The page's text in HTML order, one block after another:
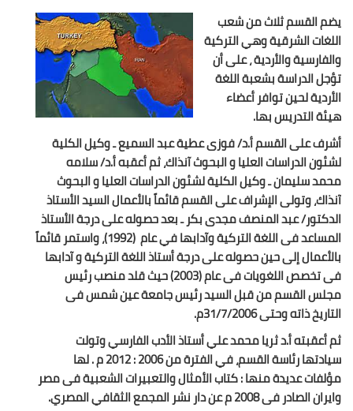
يضم القسم ثلاث من شعب
اللغات الشرقية وهي التركية
والفارسية والأردية ، على أن
تؤجل الدراسة بشعبة اللغة
الأردية لحين توافر أعضاء
هيئة التدريس بها.
أشرف على القسم أ.د/ فوزى عطية عبد السميع ـ وكيل الكلية
لشئون الدراسات العليا و البحوث آنذاك، ثم أعقبه أ.د/ سلامه
محمد سليمان ـ وكيل الكلية لشئون الدراسات العليا و البحوث
آنذاك، وتولى الإشراف على القسم قائماً بالأعمال السيد الأستاذ
الدكتور/ عبد المنصف مجدى بكر ـ بعد حصوله على درجة الأستاذ
المساعد فى اللغة التركية وآدابها في عام (1992)، واستمر قائماً
بالأعمال إلى حين حصوله على درجة أستاذ اللغة التركية و آدابها
فى تخصص اللغويات فى عام (2003) حيث قلد منصب رئيس
مجلس القسم من قبل السيد رئيس جامعة عين شمس فى
التاريخ ذاته وحتى 31/7/2006م.
ثم أعقبته أ.د ثريا محمد علي أستاذ الأدب الفارسي وتولت
سيادتها رئاسة القسم، في الفترة من 2006 : 2012 م . لها
مؤلفات عديدة منها : كتاب الأمثال والتعبيرات الشعبية فى مصر
وايران الصادر فى 2008 م عن دار نشر المجمع الثقافي المصري.